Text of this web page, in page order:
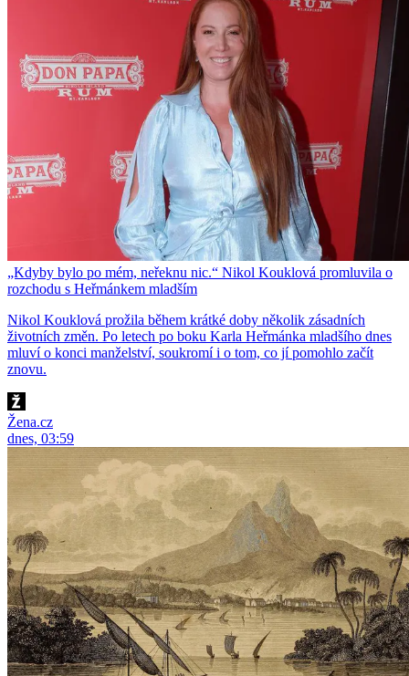
„Kdyby bylo po mém, neřeknu nic.“ Nikol Kouklová promluvila o
rozchodu s Heřmánkem mladším
Nikol Kouklová prožila během krátké doby několik zásadních
životních změn. Po letech po boku Karla Heřmánka mladšího dnes
mluví o konci manželství, soukromí i o tom, co jí pomohlo začít
znovu.
Žena.cz
dnes, 03:59